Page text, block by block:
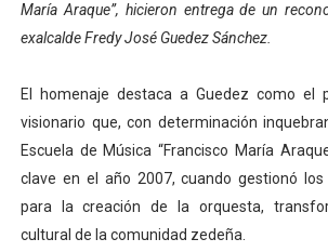
María Araque”, hicieron entrega de un
exalcalde Fredy José Guedez Sánchez.
El homenaje destaca a Guedez como el
visionario que, con determinación
Escuela de Música “Francisco María
clave en el año 2007, cuando gestionó
para la creación de la orquesta,
cultural de la comunidad zedeña.